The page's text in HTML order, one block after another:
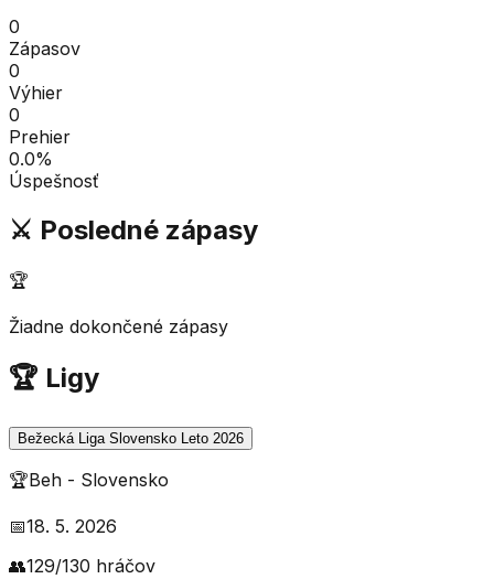
0
Zápasov
0
Výhier
0
Prehier
0.0%
Úspešnosť
⚔️ Posledné zápasy
🏆
Žiadne dokončené zápasy
🏆 Ligy
Bežecká Liga Slovensko Leto 2026
🏆Beh - Slovensko
📅18. 5. 2026
👥129/130 hráčov